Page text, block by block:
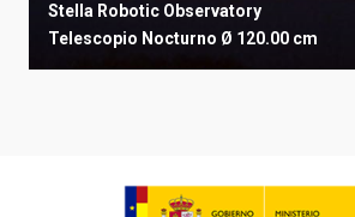
Stella Robotic Observatory
Telescopio Nocturno Ø 120.00 cm